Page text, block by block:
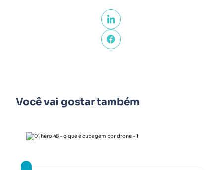
Você vai gostar também